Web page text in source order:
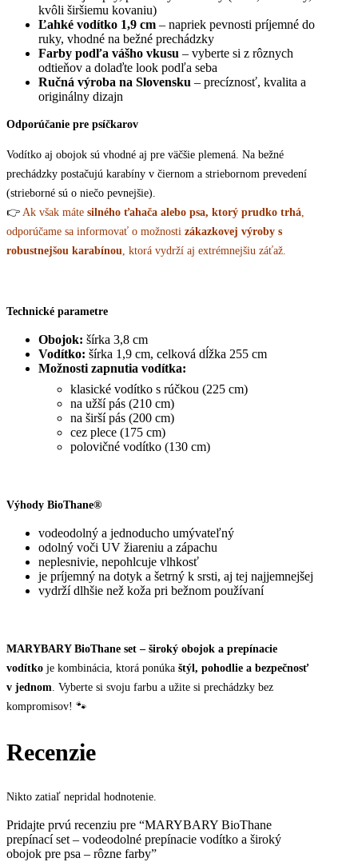
kvôli širšiemu kovaniu)
Ľahké vodítko 1,9 cm – napriek pevnosti príjemné do
ruky, vhodné na bežné prechádzky
Farby podľa vášho vkusu – vyberte si z rôznych
odtieňov a dolaďte look podľa seba
Ručná výroba na Slovensku – precíznosť, kvalita a
originálny dizajn
Odporúčanie pre psíčkarov
Vodítko aj obojok sú vhodné aj pre väčšie plemená. Na bežné
prechádzky postačujú karabíny v čiernom a striebornom prevedení
(strieborné sú o niečo pevnejšie).
👉 Ak však máte silného ťahača alebo psa, ktorý prudko trhá
odporúčame sa informovať o možnosti zákazkovej výroby s
robustnejšou karabínou , ktorá vydrží aj extrémnejšiu záťaž.
Technické parametre
Obojok: šírka 3,8 cm
Vodítko: šírka 1,9 cm, celková dĺžka 255 cm
Možnosti zapnutia vodítka:
klasické vodítko s rúčkou (225 cm)
na užší pás (210 cm)
na širší pás (200 cm)
cez plece (175 cm)
polovičné vodítko (130 cm)
Výhody BioThane®
vodeodolný a jednoducho umývateľný
odolný voči UV žiareniu a zápachu
neplesnivie, nepohlcuje vlhkosť
je príjemný na dotyk a šetrný k srsti, aj tej najjemnejšej
vydrží dlhšie než koža pri bežnom používaní
MARYBARY BioThane set – široký obojok a prepínacie
vodítko je kombinácia, ktorá ponúka štýl, pohodlie a bezpečnosť
v jednom . Vyberte si svoju farbu a užite si prechádzky bez
kompromisov! 🐾
Recenzie
Nikto zatiaľ nepridal hodnotenie.
Pridajte prvú recenziu pre “MARYBARY BioThane
prepínací set – vodeodolné prepínacie vodítko a široký
obojok pre psa – rôzne farby”